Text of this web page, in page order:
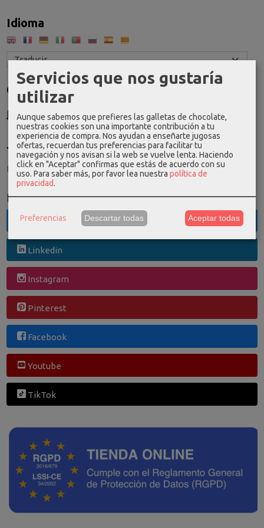
Idioma
Costes de Envío
Consultar Destinos
Tu Carrito (0)
El carrito de la compra está vacío
Redes Sociales
Twitter
Linkedin
Instagram
Pinterest
Facebook
Youtube
TikTok
Servicios que nos gustaría
utilizar
Aunque sabemos que prefieres las galletas de chocolate,
nuestras cookies son una importante contribución a tu
experiencia de compra. Nos ayudan a enseñarte jugosas
ofertas, recuerdan tus preferencias para facilitar tu
navegación y nos avisan si la web se vuelve lenta. Haciendo
click en "Aceptar" confirmas que estás de acuerdo con su
uso. Para saber más, por favor lea nuestra política de
privacidad.
Preferencias Descartar todas Aceptar todas